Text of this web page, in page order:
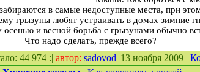
в самые недоступные места, при
грызуны любят устраивать в домах зимние
и весной борьба с грызунами обычно
Что надо сделать, прежде всего?
44 974 :| автор: sadovod| 13 ноября 2009 |